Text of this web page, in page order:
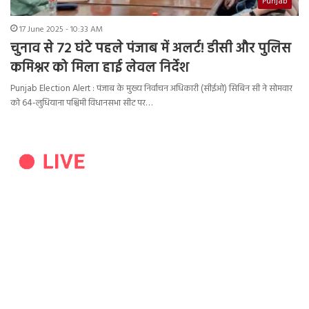
17 June 2025 - 10:33 AM
चुनाव से 72 घंटे पहले पंजाब में अलर्ट! डीसी और पुलिस
कमिश्नर को मिला हाई लेवल निर्देश
Punjab Election Alert : पंजाब के मुख्य निर्वाचन अधिकारी (सीईओ) सिबिन सी ने सोमवार
को 64-लुधियाना पश्चिमी विधानसभा सीट पर…